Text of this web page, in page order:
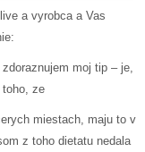
a vyrobca a Vas
moj tip – je,
ze
miestach, maju to v
z toho dietatu nedala